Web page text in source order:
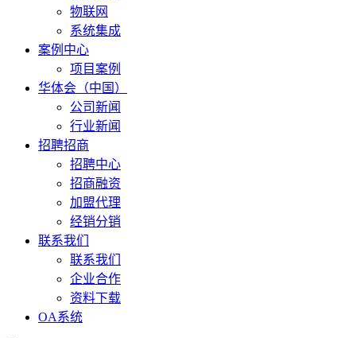
物联网
系统集成
案例中心
项目案例
华体会（中国）
公司新闻
行业新闻
招聘招商
招聘中心
招商融资
加盟代理
经销分销
联系我们
联系我们
企业合作
资料下载
OA系统